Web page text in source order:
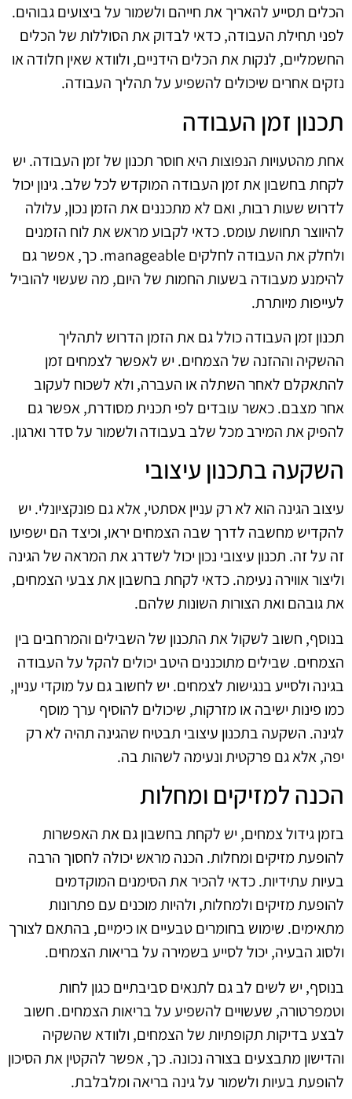
הכלים תסייע להאריך את חייהם ולשמור על ביצועים גבוהים.
לפני תחילת העבודה, כדאי לבדוק את הסוללות של הכלים
החשמליים, לנקות את הכלים הידניים, ולוודא שאין חלודה או
נזקים אחרים שיכולים להשפיע על תהליך העבודה.
תכנון זמן העבודה
אחת מהטעויות הנפוצות היא חוסר תכנון של זמן העבודה. יש
לקחת בחשבון את זמן העבודה המוקדש לכל שלב. גינון יכול
לדרוש שעות רבות, ואם לא מתכננים את הזמן נכון, עלולה
להיווצר תחושת עומס. כדאי לקבוע מראש את לוח הזמנים
ולחלק את העבודה לחלקים manageable. כך, אפשר גם
להימנע מעבודה בשעות החמות של היום, מה שעשוי להוביל
לעייפות מיותרת.
תכנון זמן העבודה כולל גם את הזמן הדרוש לתהליך
ההשקיה וההזנה של הצמחים. יש לאפשר לצמחים זמן
להתאקלם לאחר השתלה או העברה, ולא לשכוח לעקוב
אחר מצבם. כאשר עובדים לפי תכנית מסודרת, אפשר גם
להפיק את המירב מכל שלב בעבודה ולשמור על סדר וארגון.
השקעה בתכנון עיצובי
עיצוב הגינה הוא לא רק עניין אסתטי, אלא גם פונקציונלי. יש
להקדיש מחשבה לדרך שבה הצמחים יראו, וכיצד הם ישפיעו
זה על זה. תכנון עיצובי נכון יכול לשדרג את המראה של הגינה
וליצור אווירה נעימה. כדאי לקחת בחשבון את צבעי הצמחים,
את גובהם ואת הצורות השונות שלהם.
בנוסף, חשוב לשקול את התכנון של השבילים והמרחבים בין
הצמחים. שבילים מתוכננים היטב יכולים להקל על העבודה
בגינה ולסייע בנגישות לצמחים. יש לחשוב גם על מוקדי עניין,
כמו פינות ישיבה או מזרקות, שיכולים להוסיף ערך מוסף
לגינה. השקעה בתכנון עיצובי תבטיח שהגינה תהיה לא רק
יפה, אלא גם פרקטית ונעימה לשהות בה.
הכנה למזיקים ומחלות
בזמן גידול צמחים, יש לקחת בחשבון גם את האפשרות
להופעת מזיקים ומחלות. הכנה מראש יכולה לחסוך הרבה
בעיות עתידיות. כדאי להכיר את הסימנים המוקדמים
להופעת מזיקים ולמחלות, ולהיות מוכנים עם פתרונות
מתאימים. שימוש בחומרים טבעיים או כימיים, בהתאם לצורך
ולסוג הבעיה, יכול לסייע בשמירה על בריאות הצמחים.
בנוסף, יש לשים לב גם לתנאים סביבתיים כגון לחות
וטמפרטורה, שעשויים להשפיע על בריאות הצמחים. חשוב
לבצע בדיקות תקופתיות של הצמחים, ולוודא שהשקיה
והדישון מתבצעים בצורה נכונה. כך, אפשר להקטין את הסיכון
להופעת בעיות ולשמור על גינה בריאה ומלבלבת.